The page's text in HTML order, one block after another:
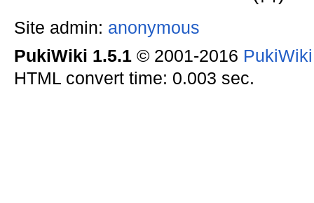
Site admin: anonymous
PukiWiki 1.5.1© 2001-2016
HTML convert time: 0.003 sec.